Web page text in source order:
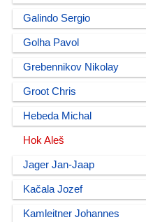
Galindo Sergio
Golha Pavol
Grebennikov Nikolay
Groot Chris
Hebeda Michal
Hok Aleš
Jager Jan-Jaap
Kačala Jozef
Kamleitner Johannes